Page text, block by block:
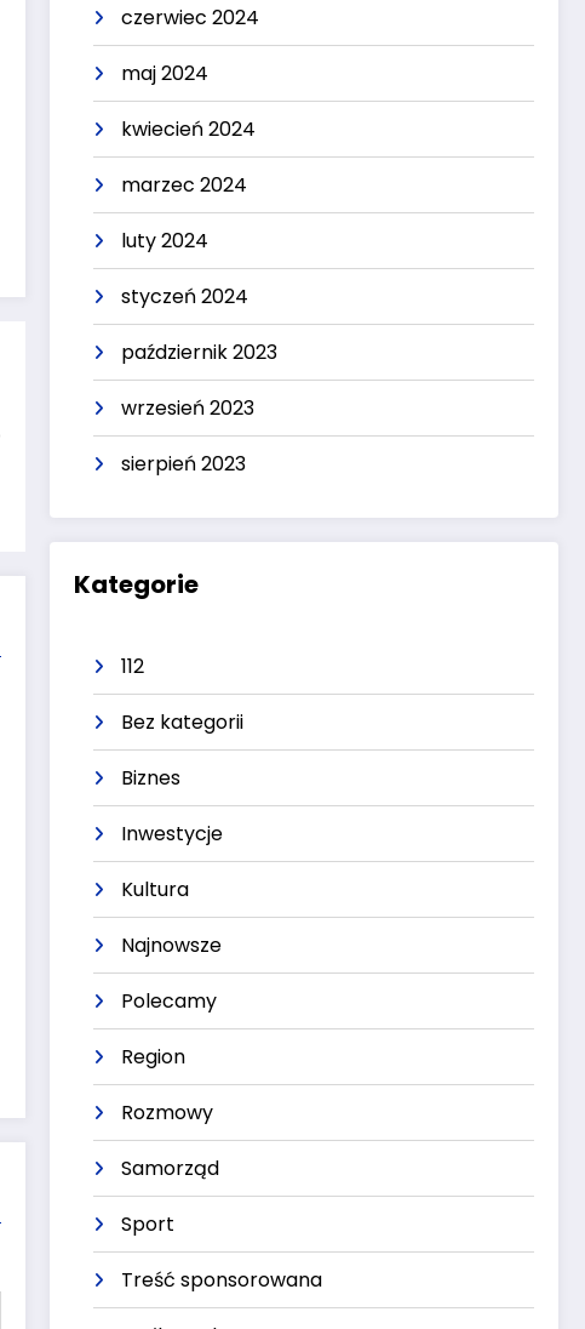
czerwiec 2024
maj 2024
kwiecień 2024
marzec 2024
luty 2024
styczeń 2024
październik 2023
wrzesień 2023
sierpień 2023
Kategorie
112
Bez kategorii
Biznes
Inwestycje
Kultura
Najnowsze
Polecamy
Region
Rozmowy
Samorząd
Sport
Treść sponsorowana